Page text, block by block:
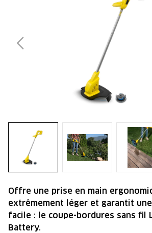
Offre une prise en main
extrêmement léger et garantit
facile : le coupe-bordures sans fil
Battery.